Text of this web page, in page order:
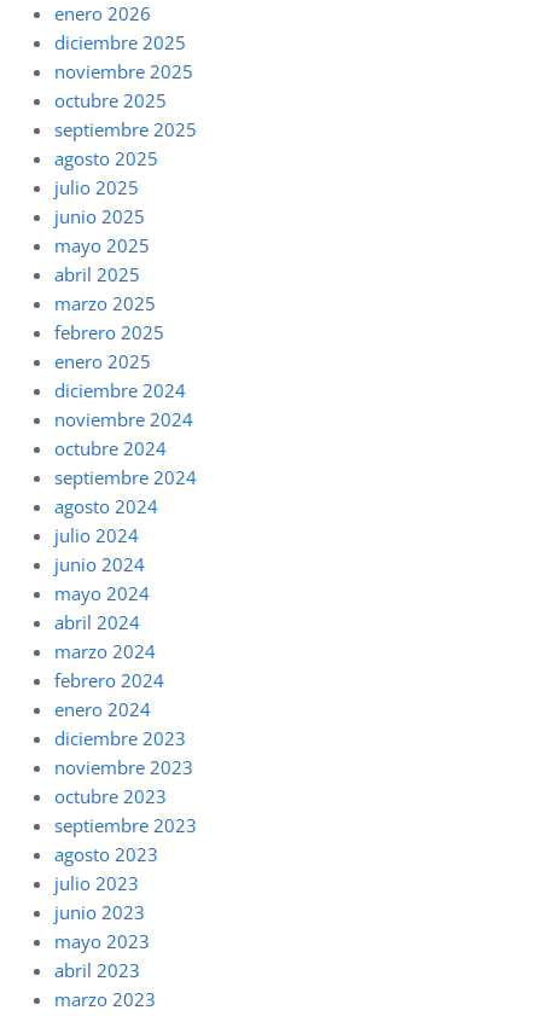
enero 2026
diciembre 2025
noviembre 2025
octubre 2025
septiembre 2025
agosto 2025
julio 2025
junio 2025
mayo 2025
abril 2025
marzo 2025
febrero 2025
enero 2025
diciembre 2024
noviembre 2024
octubre 2024
septiembre 2024
agosto 2024
julio 2024
junio 2024
mayo 2024
abril 2024
marzo 2024
febrero 2024
enero 2024
diciembre 2023
noviembre 2023
octubre 2023
septiembre 2023
agosto 2023
julio 2023
junio 2023
mayo 2023
abril 2023
marzo 2023